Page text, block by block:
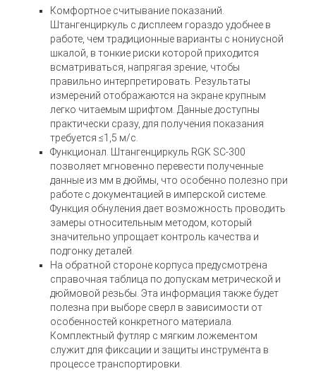
Комфортное считывание показаний.
Штангенциркуль с дисплеем гораздо удобнее в
работе, чем традиционные варианты с нониусной
шкалой, в тонкие риски которой приходится
всматриваться, напрягая зрение, чтобы
правильно интерпретировать. Результаты
измерений отображаются на экране крупным
легко читаемым шрифтом. Данные доступны
практически сразу, для получения показания
требуется ≤1,5 м/с.
Функционал. Штангенциркуль RGK SC-300
позволяет мгновенно перевести полученные
данные из мм в дюймы, что особенно полезно при
работе с документацией в имперской системе.
Функция обнуления дает возможность проводить
замеры относительным методом, который
значительно упрощает контроль качества и
подгонку деталей.
На обратной стороне корпуса предусмотрена
справочная таблица по допускам метрической и
дюймовой резьбы. Эта информация также будет
полезна при выборе сверл в зависимости от
особенностей конкретного материала.
Комплектный футляр с мягким ложементом
служит для фиксации и защиты инструмента в
процессе транспортировки.